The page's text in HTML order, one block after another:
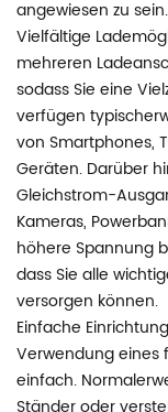
angewiesen zu sein.
Vielfältige
mehreren
sodass Sie eine
verfügen
von Smartphones,
Geräten. Darüber
Gleichstrom-
Kameras,
höhere Spannung
dass Sie alle
versorgen können.
Einfache
Verwendung eines
einfach.